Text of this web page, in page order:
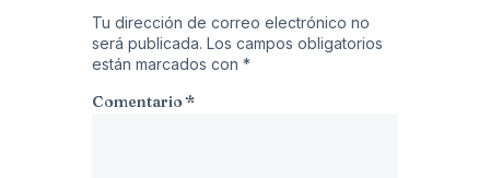
Tu dirección de correo electrónico no
será publicada. Los campos obligatorios
están marcados con *
Comentario*